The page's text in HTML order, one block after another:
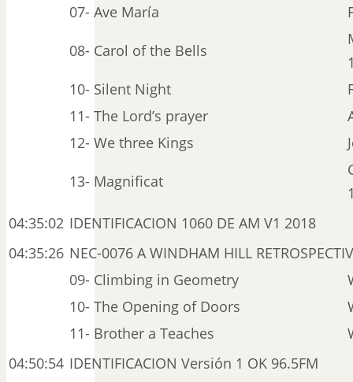
07- Ave María
08- Carol of the Bells
10- Silent Night
11- The Lord’s prayer
12- We three Kings
13- Magnificat
04:35:02 IDENTIFICACION 1060 DE AM V1 2018
04:35:26 NEC-0076 A WINDHAM HILL
09- Climbing in Geometry
10- The Opening of Doors
11- Brother a Teaches
04:50:54 IDENTIFICACION Versión 1 OK 96.5FM